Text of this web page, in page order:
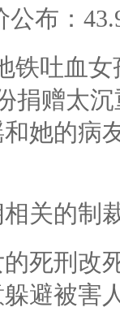
布：
铁吐血
捐赠太
她的病
关的制
死刑改
避被害